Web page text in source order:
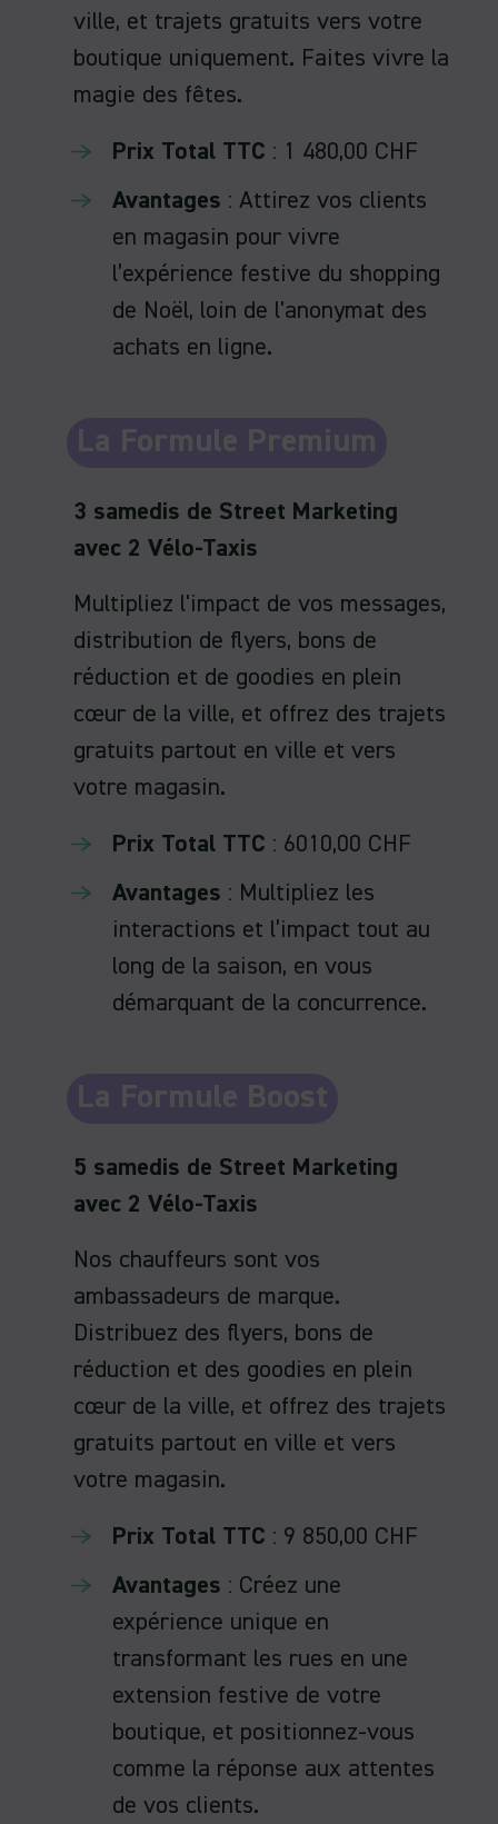
ville, et trajets gratuits vers votre
boutique uniquement. Faites vivre la
magie des fêtes.
Prix Total TTC : 1 480,00 CHF
Avantages : Attirez vos clients
en magasin pour vivre
l’expérience festive du shopping
de Noël, loin de l'anonymat des
achats en ligne.
La Formule Premium
3 samedis de Street Marketing
avec 2 Vélo-Taxis
Multipliez l'impact de vos messages,
distribution de flyers, bons de
réduction et de goodies en plein
cœur de la ville, et offrez des trajets
gratuits partout en ville et vers
votre magasin.
Prix Total TTC : 6010,00 CHF
Avantages : Multipliez les
interactions et l’impact tout au
long de la saison, en vous
démarquant de la concurrence.
La Formule Boost
5 samedis de Street Marketing
avec 2 Vélo-Taxis
Nos chauffeurs sont vos
ambassadeurs de marque.
Distribuez des flyers, bons de
réduction et des goodies en plein
cœur de la ville, et offrez des trajets
gratuits partout en ville et vers
votre magasin.
Prix Total TTC : 9 850,00 CHF
Avantages : Créez une
expérience unique en
transformant les rues en une
extension festive de votre
boutique, et positionnez-vous
comme la réponse aux attentes
de vos clients.